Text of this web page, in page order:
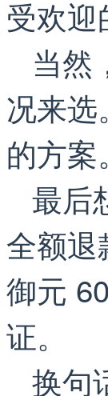
受欢
当然
况来
的方案。
最后
全额
御元
证。
换句